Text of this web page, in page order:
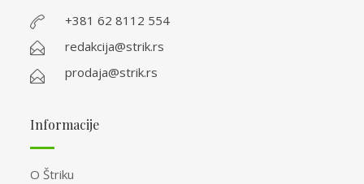
+381 62 8112 554
redakcija@strik.rs
prodaja@strik.rs
Informacije
O Štriku